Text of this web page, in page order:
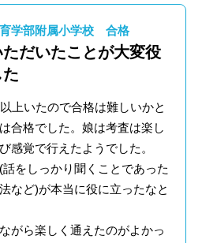
学部附属小学校 合格
ただいたことが大変役
上いたので合格は難しいかと
合格でした。娘は考査は楽し
感覚で行えたようでした。
をしっかり聞くことであった
など)が本当に役に立ったなと
がら楽しく通えたのがよかっ